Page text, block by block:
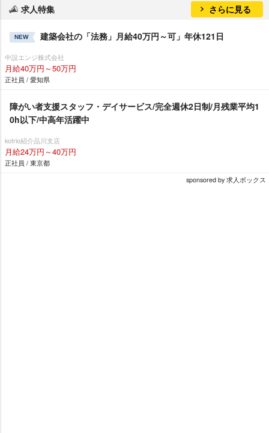
求人特集 さらに見る
NEW 建築会社の「法務」月給40万円～可」年休121日
中設エンジ株式会社
月給40万円～50万円
正社員 / 愛知県
障がい者支援スタッフ・デイサービス/完全週休2日制/月残業平均1
0h以下/中高年活躍中
kotrio紹介品川支店
月給24万円～40万円
正社員 / 東京都
sponsored by 求人ボックス